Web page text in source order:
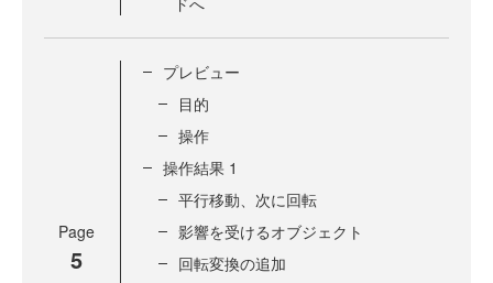
Page
5
プレビュー
目的
操作
操作結果 1
平行移動、次に回転
影響を受けるオブジェクト
回転変換の追加